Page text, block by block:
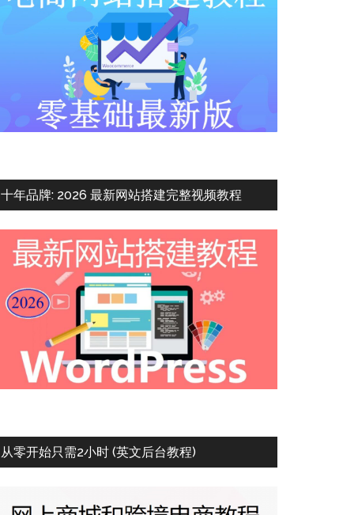
十年品牌: 2026 最新网站搭建完整视频教程
从零开始只需2小时 (英文后台教程)